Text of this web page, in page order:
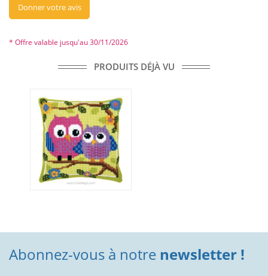
Donner votre avis
* Offre valable jusqu'au 30/11/2026
PRODUITS DÉJÀ VU
Abonnez-vous à notre newsletter !